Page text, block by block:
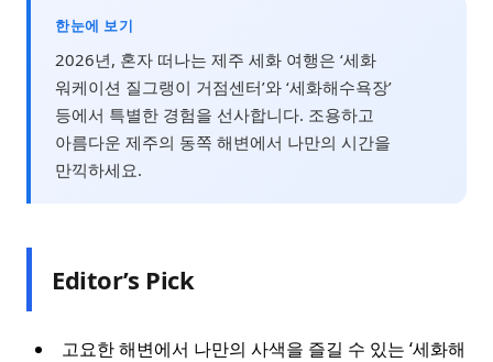
한눈에 보기
2026년, 혼자 떠나는 제주 세화 여행은 ‘세화
워케이션 질그랭이 거점센터’와 ‘세화해수욕장’
등에서 특별한 경험을 선사합니다. 조용하고
아름다운 제주의 동쪽 해변에서 나만의 시간을
만끽하세요.
Editor’s Pick
고요한 해변에서 나만의 사색을 즐길 수 있는 ‘세화해